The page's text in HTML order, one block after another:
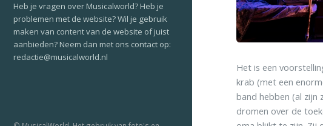
Het is een
krab (met een
band hebben (al zijn
dromen over de
Heb je vragen over Musicalworld? Heb je
problemen met de website? Wil je gebruik
maken van content van de website of juist
aanbieden? Neem dan met ons contact op:
redactie@musicalworld.nl